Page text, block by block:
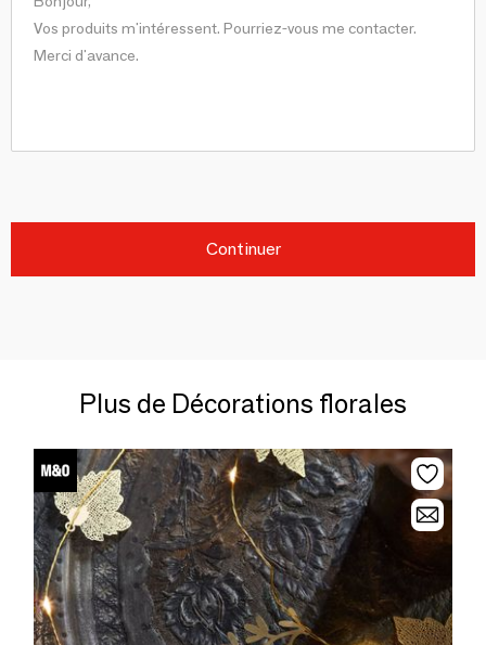
Continuer
Plus de Décorations florales